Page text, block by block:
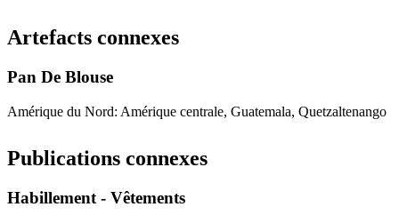
Artefacts connexes
Pan De Blouse
Amérique du Nord: Amérique centrale, Guatemala, Quetzaltenango
Publications connexes
Habillement - Vêtements